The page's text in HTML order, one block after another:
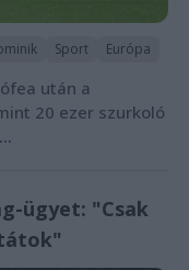
Sport Európa
után a
20 ezer szurkoló
ügyet: "Csak